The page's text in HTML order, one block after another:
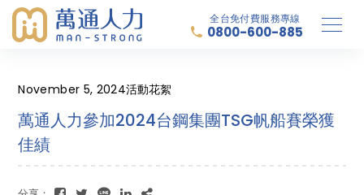
全台免付費服務專線
0800-600-885
November 5, 2024活動花絮
萬通人力參加2024台鋼集團TSG帆船賽榮獲
佳績